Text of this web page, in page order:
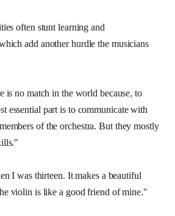
often stunt learning and
add another hurdle the musicians
is no match in the world because, to
essential part is to communicate with
of the orchestra. But they mostly
I was thirteen. It makes a beautiful
violin is like a good friend of mine."